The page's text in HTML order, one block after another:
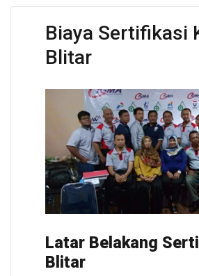
Biaya Sertifikasi
Blitar
Latar Belakang
Blitar